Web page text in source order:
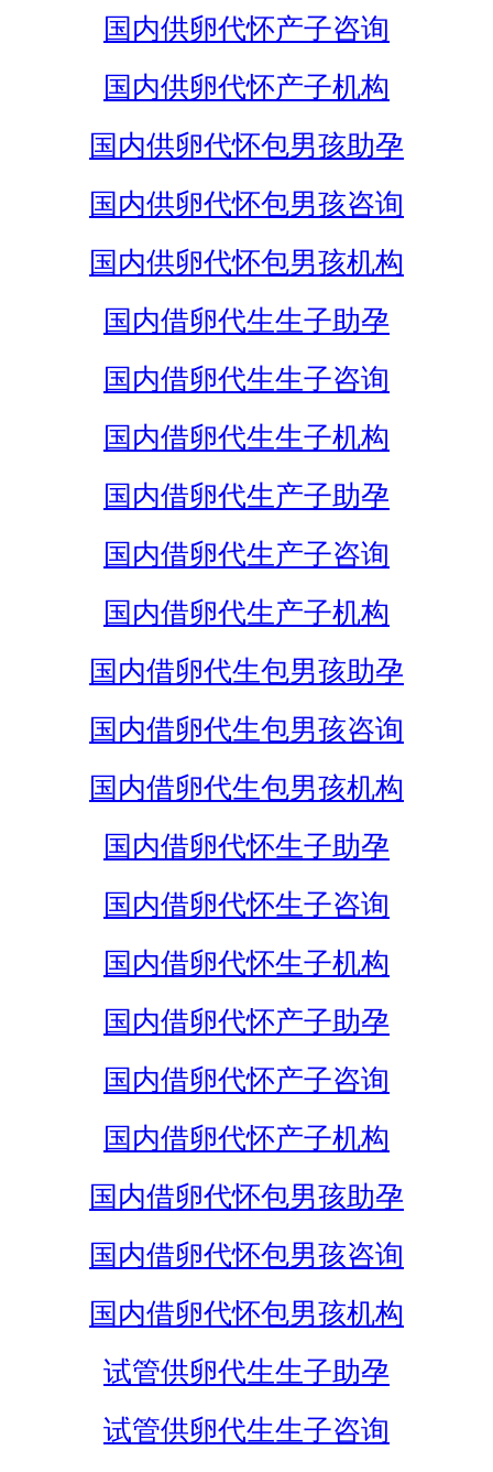
国内供卵代怀产子咨询
国内供卵代怀产子机构
国内供卵代怀包男孩助孕
国内供卵代怀包男孩咨询
国内供卵代怀包男孩机构
国内借卵代生生子助孕
国内借卵代生生子咨询
国内借卵代生生子机构
国内借卵代生产子助孕
国内借卵代生产子咨询
国内借卵代生产子机构
国内借卵代生包男孩助孕
国内借卵代生包男孩咨询
国内借卵代生包男孩机构
国内借卵代怀生子助孕
国内借卵代怀生子咨询
国内借卵代怀生子机构
国内借卵代怀产子助孕
国内借卵代怀产子咨询
国内借卵代怀产子机构
国内借卵代怀包男孩助孕
国内借卵代怀包男孩咨询
国内借卵代怀包男孩机构
试管供卵代生生子助孕
试管供卵代生生子咨询